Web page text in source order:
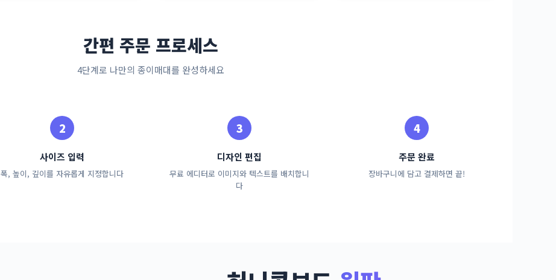
간편 주문 프로세스
4단계로 나만의 종이매대를 완성하세요
사이즈 입력
폭, 높이, 깊이를 자유롭게 지정합니다
디자인 편집
무료 에디터로 이미지와 텍스트를 배치합니
다
주문 완료
장바구니에 담고 결제하면 끝!